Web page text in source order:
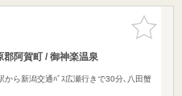
お気に入
りに追加
郡阿賀町 / 御神楽温泉
から新潟交通ﾊﾞｽ広瀬行きで30分､八田蟹